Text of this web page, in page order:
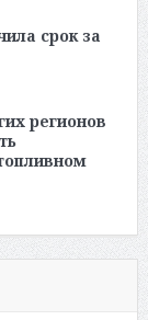
срок за
регионов